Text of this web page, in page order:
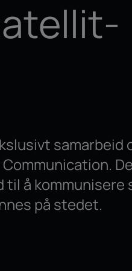
samarbeid
til å
på stedet.